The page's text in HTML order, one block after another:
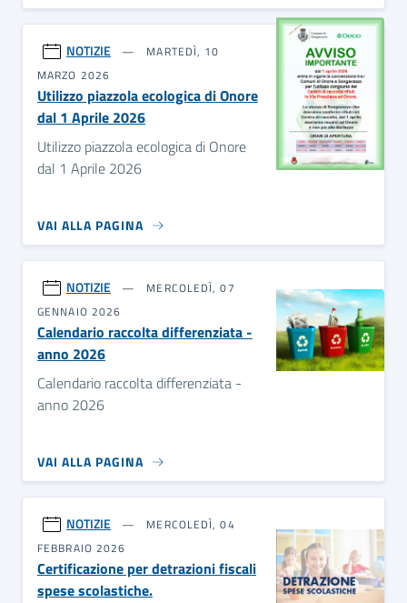
NOTIZIE
MARTEDÌ, 10
MARZO 2026
Utilizzo piazzola ecologica di Onore
dal 1 Aprile 2026
Utilizzo piazzola ecologica di Onore
dal 1 Aprile 2026
VAI ALLA PAGINA
NOTIZIE
MERCOLEDÌ, 07
GENNAIO 2026
Calendario raccolta differenziata -
anno 2026
Calendario raccolta differenziata -
anno 2026
VAI ALLA PAGINA
NOTIZIE
MERCOLEDÌ, 04
FEBBRAIO 2026
Certificazione per detrazioni fiscali
spese scolastiche.